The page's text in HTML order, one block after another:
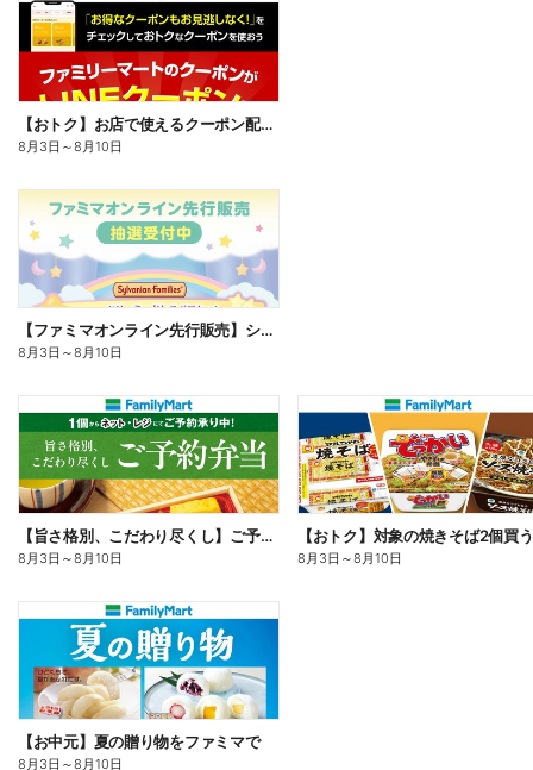
【おトク】お店で使えるクーポン配信中
8月3日 ～8月10日
【ファミマオンライン先行販売】シルバニアファミリー
8月3日 ～8月10日
【旨さ格別、こだわり尽くし】ご予約弁当
8月3日 ～8月10日 8月3日 ～8月10日
【お中元】夏の贈り物をファミマで
8月3日 ～8月10日